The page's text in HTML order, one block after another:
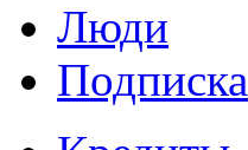
Люди
Подписка